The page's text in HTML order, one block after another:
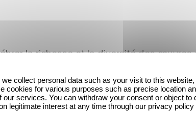
la richesse et la diversité des
rôle essentiel dans
de la créativité et de la passion qui
inoubliable de l’histoire des César.
les frontières et laisser une
collect personal data such as your visit to this
cookies for various purposes such as precise location
our services. You can withdraw your consent or object to
legitimate interest at any time through our privacy policy